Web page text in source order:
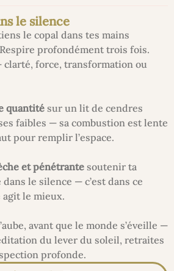
le silence
le copal dans tes mains
profondément trois fois.
force, transformation ou
quantité sur un lit de cendres
faibles — sa combustion est lente
pour remplir l’espace.
et pénétrante soutenir ta
le silence — c’est dans ce
le mieux.
avant que le monde s’éveille —
du lever du soleil, retraites
profonde.